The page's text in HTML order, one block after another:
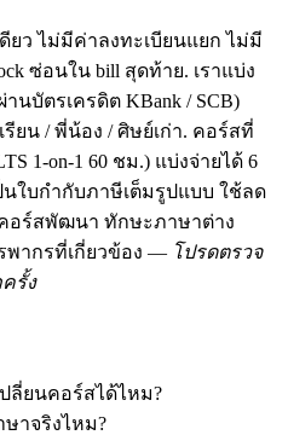
ยว ไม่มีค่าลงทะเบียนแยก ไม่มี
ซ่อนใน bill สุดท้าย. เราแบ่ง
นบัตรเครดิต KBank / SCB)
ยน / พี่น้อง / ศิษย์เก่า. คอร์สที่
1-on-1 60 ชม.) แบ่งจ่ายได้ 6
นใบกำกับภาษีเต็มรูปแบบ ใช้ลด
อร์สพัฒนา ทักษะภาษาต่าง
พากรที่เกี่ยวข้อง — โปรดตรวจ
รั้ง
ลี่ยนคอร์สได้ไหม?
ษาจริงไหม?